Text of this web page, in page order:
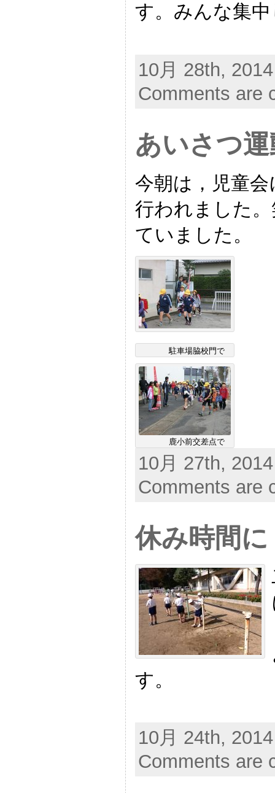
す。みんな集
10月 28th,
Comments are
あいさつ
今朝は，児童
行われました
ていました。
駐車場脇校門で
鹿小前交差点で
10月 27th,
Comments are
休み時間に
す。
10月 24th,
Comments are